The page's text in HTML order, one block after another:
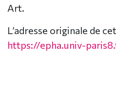
Art.
L’adresse originale de
https://epha.univ-